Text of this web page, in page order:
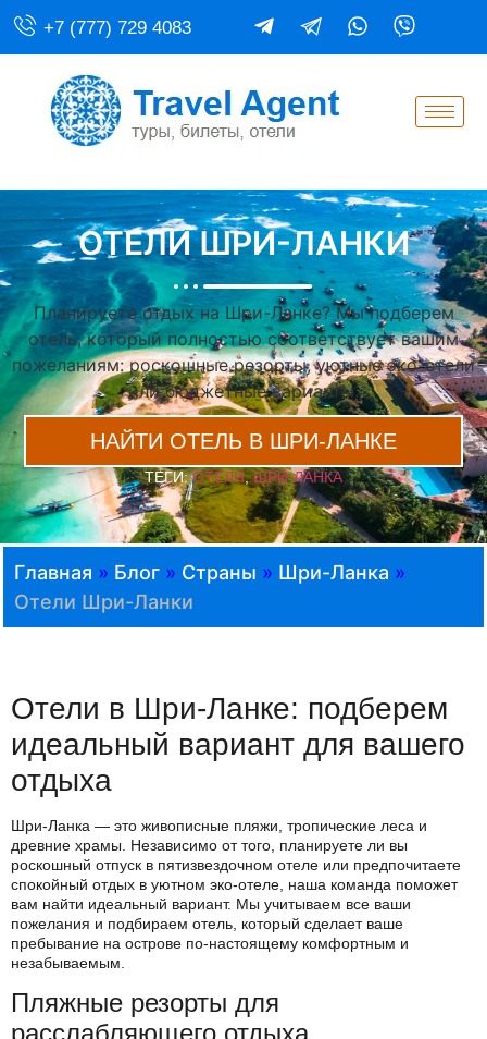
+7 (777) 729 4083
ОТЕЛИ ШРИ-ЛАНКИ
Планируете отдых на Шри-Ланке? Мы подберем
отель, который полностью соответствует вашим
пожеланиям: роскошные резорты, уютные эко-отели
или бюджетные варианты.
НАЙТИ ОТЕЛЬ В ШРИ-ЛАНКЕ
ТЕГИ:ОТЕЛИ,ШРИ-ЛАНКА
Главная » Блог » Страны » Шри-Ланка »
Отели Шри-Ланки
Отели в Шри-Ланке: подберем
идеальный вариант для вашего
отдыха
Шри-Ланка — это живописные пляжи, тропические леса и
древние храмы. Независимо от того, планируете ли вы
роскошный отпуск в пятизвездочном отеле или предпочитаете
спокойный отдых в уютном эко-отеле, наша команда поможет
вам найти идеальный вариант. Мы учитываем все ваши
пожелания и подбираем отель, который сделает ваше
пребывание на острове по-настоящему комфортным и
незабываемым.
Пляжные резорты для